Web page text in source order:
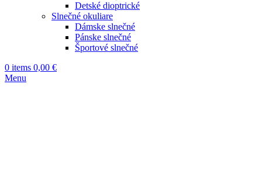
Detské dioptrické
Slnečné okuliare
Dámske slnečné
Pánske slnečné
Športové slnečné
0 items 0,00 €
Menu